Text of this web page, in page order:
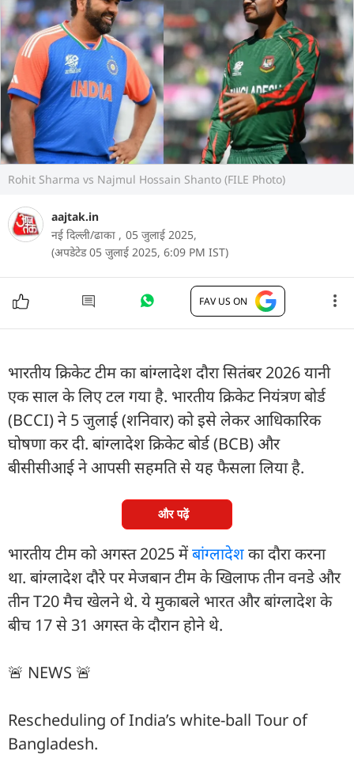
Rohit Sharma vs Najmul Hossain Shanto (FILE Photo)
aajtak.in
नई दिल्ली/ढाका , 05 जुलाई 2025,
(अपडेटेड 05 जुलाई 2025, 6:09 PM IST)
FAV US ON
भारतीय क्रिकेट टीम का बांग्लादेश दौरा सितंबर 2026 यानी
एक साल के लिए टल गया है. भारतीय क्रिकेट नियंत्रण बोर्ड
(BCCI) ने 5 जुलाई (शनिवार) को इसे लेकर आधिकारिक
घोषणा कर दी. बांग्लादेश क्रिकेट बोर्ड (BCB) और
बीसीसीआई ने आपसी सहमति से यह फैसला लिया है.
और पढ़ें
भारतीय टीम को अगस्त 2025 मेंबांग्लादेशका दौरा करना
था. बांग्लादेश दौरे पर मेजबान टीम के खिलाफ तीन वनडे और
तीन T20 मैच खेलने थे. ये मुकाबले भारत और बांग्लादेश के
बीच 17 से 31 अगस्त के दौरान होने थे.
🚨 NEWS 🚨
Rescheduling of India’s white-ball Tour of
Bangladesh.